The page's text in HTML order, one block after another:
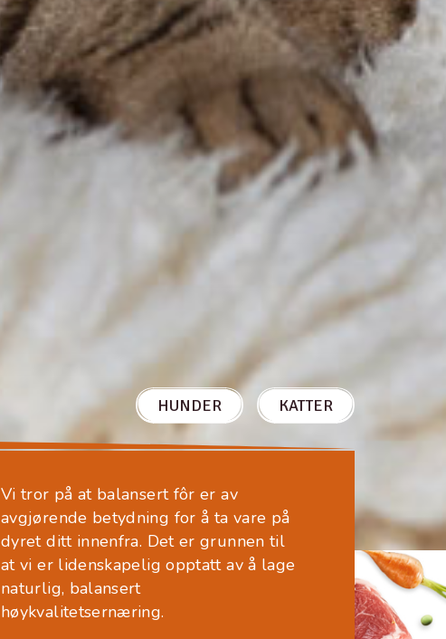
HUNDER KATTER
Vi tror på at balansert fôr er av
avgjørende betydning for å ta vare på
dyret ditt innenfra. Det er grunnen til
at vi er lidenskapelig opptatt av å lage
naturlig, balansert
høykvalitetsernæring.